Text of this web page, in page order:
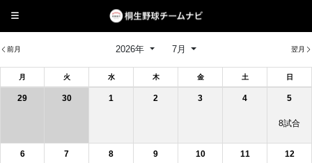
前月 2026年 7月 翌月
月 火 水 木 金 土 日
29 30 1 2 3 4 5
8試合
6 7 8 9 10 11 12